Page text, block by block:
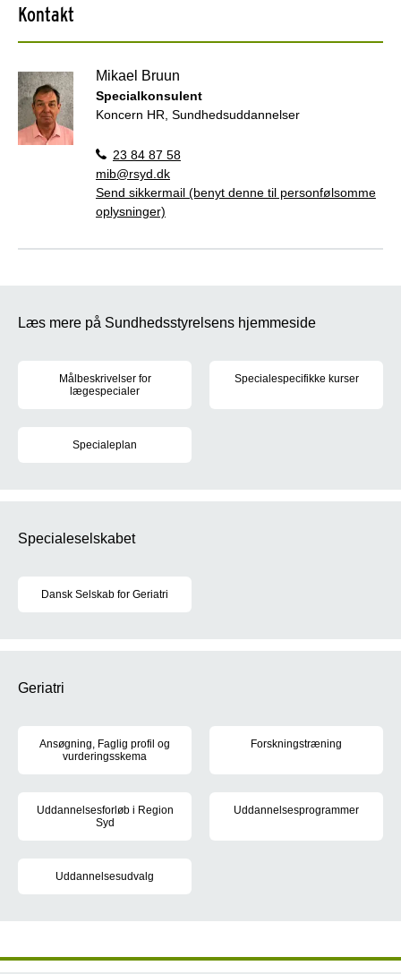
Kontakt
Mikael Bruun
Specialkonsulent
Koncern HR, Sundhedsuddannelser
23 84 87 58
mib@rsyd.dk
Send sikkermail (benyt denne til personfølsomme
oplysninger)
Læs mere på Sundhedsstyrelsens hjemmeside
Målbeskrivelser for
lægespecialer
Specialespecifikke kurser
Specialeplan
Specialeselskabet
Dansk Selskab for Geriatri
Geriatri
Ansøgning, Faglig profil og
vurderingsskema
Forskningstræning
Uddannelsesforløb i Region
Syd
Uddannelsesprogrammer
Uddannelsesudvalg